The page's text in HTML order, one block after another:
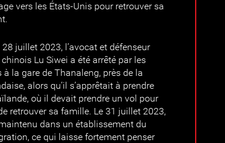
vers les États-Unis pour retrouver sa
juillet 2023, l’avocat et défenseur
Lu Siwei a été arrêté par les
la gare de Thanaleng, près de la
alors qu’il s’apprêtait à prendre
où il devait prendre un vol pour
retrouver sa famille. Le 31 juillet 2023,
dans un établissement du
ce qui laisse fortement penser